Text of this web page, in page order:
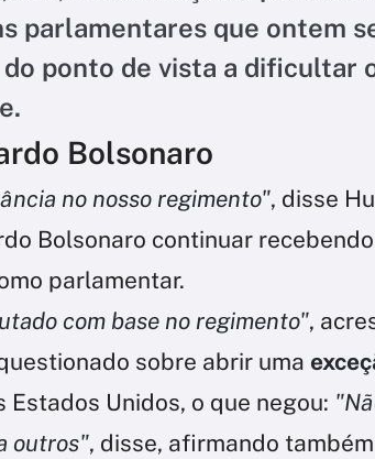
parlamentares que ontem
do ponto de vista a dificultar
Bolsonaro
no nosso regimento", disse
Bolsonaro continuar
parlamentar.
com base no regimento",
sobre abrir uma
Estados Unidos, o que negou:
outros", disse, afirmando